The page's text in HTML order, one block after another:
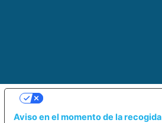
Aviso en el momento de la recogida